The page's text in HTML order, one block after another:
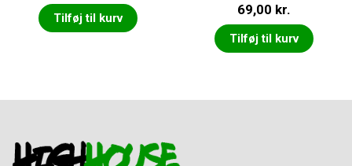
Tilføj til kurv
5.00ud af 5
69,00 kr.
Tilføj til kurv